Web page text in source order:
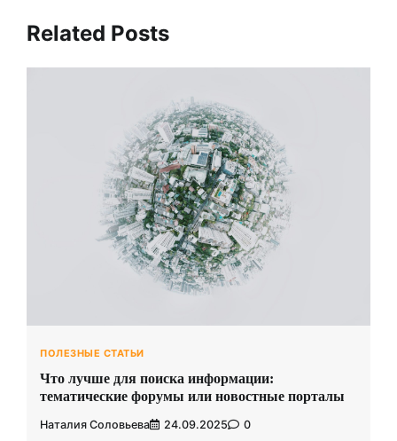
Related Posts
ПОЛЕЗНЫЕ СТАТЬИ
Что лучше для поиска информации:
тематические форумы или новостные порталы
Наталия Соловьева 24.09.2025 0